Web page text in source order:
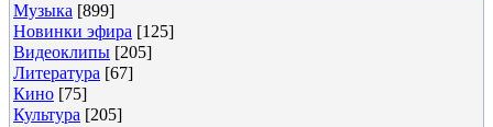
Музыка [899]
Новинки эфира [125]
Видеоклипы [205]
Литература [67]
Кино [75]
Культура [205]